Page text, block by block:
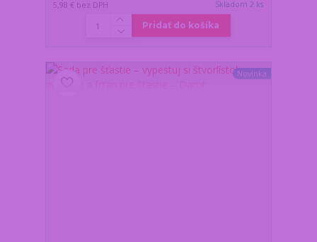
5,98 € bez DPH Skladom 2 ks
Pridať do košíka
Novinka